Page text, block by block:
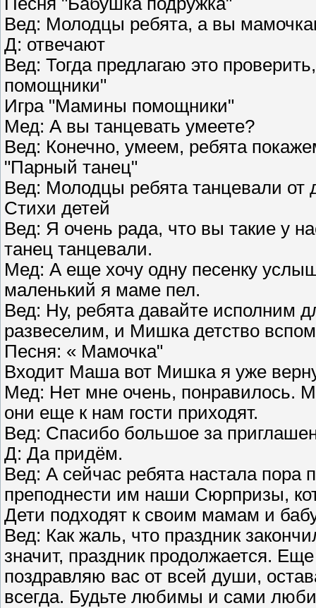
Вед: Молодцы ребята, а вы
Д: отвечают
Вед: Тогда предлагаю это
помощники"
Игра "Мамины помощники"
Мед: А вы танцевать умеете?
Вед: Конечно, умеем, ребята
"Парный танец"
Вед: Молодцы ребята танцевали от
Стихи детей
Вед: Я очень рада, что вы такие у
танец танцевали.
Мед: А еще хочу одну песенку
маленький я маме пел.
Вед: Ну, ребята давайте исполним
развеселим, и Мишка детство
Песня: « Мамочка"
Входит Маша вот Мишка я уже
Мед: Нет мне очень, понравилось.
они еще к нам гости приходят.
Вед: Спасибо большое за
Д: Да придём.
Вед: А сейчас ребята настала
преподнести им наши Сюрпризы,
Дети подходят к своим мамам и
Вед: Как жаль, что праздник
значит, праздник продолжается.
поздравляю вас от всей души,
всегда. Будьте любимы и сами